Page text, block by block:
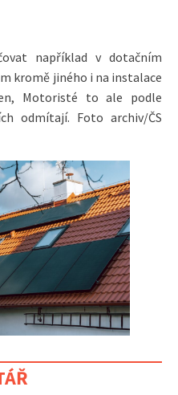
například v dotačním
kromě jiného i na instalace
Motoristé to ale podle
odmítají. Foto archiv/ČS